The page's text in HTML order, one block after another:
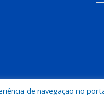
de navegação no